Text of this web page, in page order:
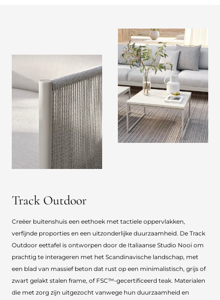
Track Outdoor
Creëer buitenshuis een eethoek met tactiele oppervlakken,
verfijnde proporties en een uitzonderlijke duurzaamheid. De Track
Outdoor eettafel is ontworpen door de Italiaanse Studio Nooi om
prachtig te interageren met het Scandinavische landschap, met
een blad van massief beton dat rust op een minimalistisch, grijs of
zwart gelakt stalen frame, of FSC™-gecertificeerd teak. Materialen
die met zorg zijn uitgezocht vanwege hun duurzaamheid en